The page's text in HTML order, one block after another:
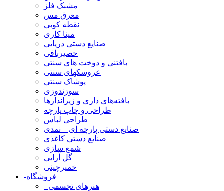
مشبک فلز
معرق مس
نقطه کوبی
مینا کاری
صنایع دستی دریایی
حصیربافی
بافتنی‌ و دوخت های سنتی
عروسکهای سنتی
پوشاک سنتی
سوزندوزی
بافته‌های داری و زیراندازها
طراحی و چاپ پارچه
طراحی لباس
صنایع دستی پارچه ای – نمدی
صنایع دستی کاغذی
شمع سازی
گل آرایی
خمیرچینی
-فروشگاه
+هنرهای تجسمی